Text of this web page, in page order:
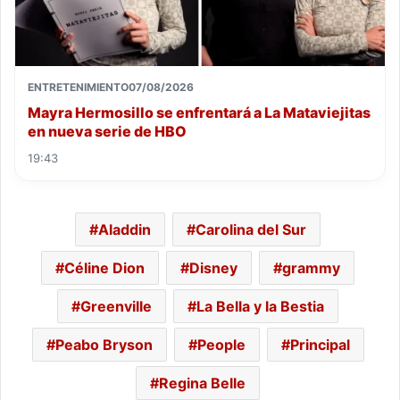
ENTRETENIMIENTO07/08/2026
Mayra Hermosillo se enfrentará a La Mataviejitas
en nueva serie de HBO
19:43
Aladdin Carolina del Sur
Céline Dion Disney grammy
Greenville La Bella y la Bestia
Peabo Bryson People Principal
Regina Belle